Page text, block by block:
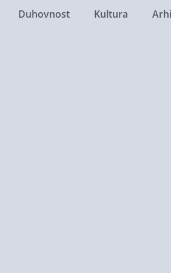
Duhovnost Kultura